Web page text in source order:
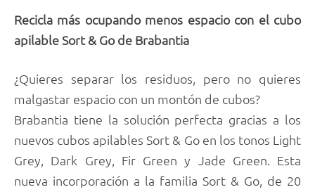
Recicla más ocupando menos espacio con el cubo
apilable Sort & Go de Brabantia
¿Quieres separar los residuos, pero no quieres
malgastar espacio con un montón de cubos?
Brabantia tiene la solución perfecta gracias a los
nuevos cubos apilables Sort & Go en los tonos Light
Grey, Dark Grey, Fir Green y Jade Green. Esta
nueva incorporación a la familia Sort & Go, de 20